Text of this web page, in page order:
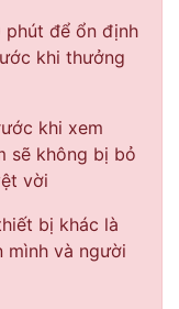
phút để ổn định
khi thưởng
khi xem
sẽ không bị bỏ
vời
bị khác là
mình và người